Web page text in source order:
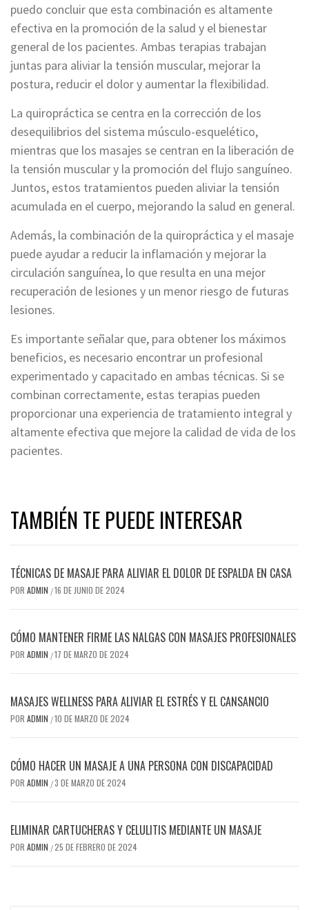
puedo concluir que esta combinación es altamente
efectiva en la promoción de la salud y el bienestar
general de los pacientes. Ambas terapias trabajan
juntas para aliviar la tensión muscular, mejorar la
postura, reducir el dolor y aumentar la flexibilidad.
La quiropráctica se centra en la corrección de los
desequilibrios del sistema músculo-esquelético,
mientras que los masajes se centran en la liberación de
la tensión muscular y la promoción del flujo sanguíneo.
Juntos, estos tratamientos pueden aliviar la tensión
acumulada en el cuerpo, mejorando la salud en general.
Además, la combinación de la quiropráctica y el masaje
puede ayudar a reducir la inflamación y mejorar la
circulación sanguínea, lo que resulta en una mejor
recuperación de lesiones y un menor riesgo de futuras
lesiones.
Es importante señalar que, para obtener los máximos
beneficios, es necesario encontrar un profesional
experimentado y capacitado en ambas técnicas. Si se
combinan correctamente, estas terapias pueden
proporcionar una experiencia de tratamiento integral y
altamente efectiva que mejore la calidad de vida de los
pacientes.
TAMBIÉN TE PUEDE INTERESAR
TÉCNICAS DE MASAJE PARA ALIVIAR EL DOLOR DE ESPALDA EN CASA
POR ADMIN /16 DE JUNIO DE 2024
CÓMO MANTENER FIRME LAS NALGAS CON MASAJES PROFESIONALES
POR ADMIN /17 DE MARZO DE 2024
MASAJES WELLNESS PARA ALIVIAR EL ESTRÉS Y EL CANSANCIO
POR ADMIN /10 DE MARZO DE 2024
CÓMO HACER UN MASAJE A UNA PERSONA CON DISCAPACIDAD
POR ADMIN /3 DE MARZO DE 2024
ELIMINAR CARTUCHERAS Y CELULITIS MEDIANTE UN MASAJE
POR ADMIN /25 DE FEBRERO DE 2024